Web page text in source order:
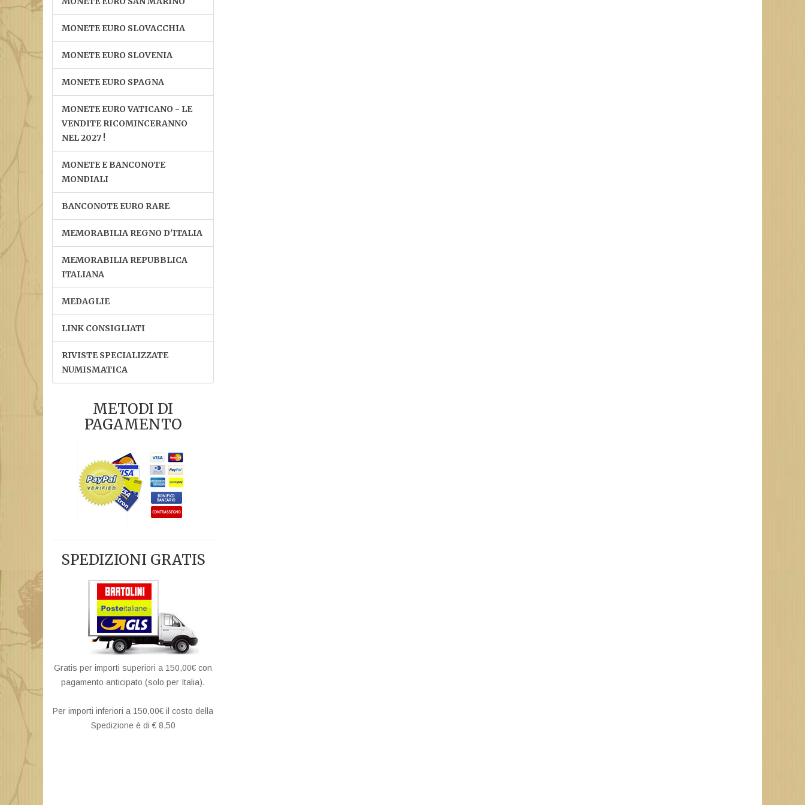
MONETE EURO SLOVACCHIA
MONETE EURO SLOVENIA
MONETE EURO SPAGNA
MONETE EURO VATICANO - LE
VENDITE RICOMINCERANNO
NEL 2027 !
MONETE E BANCONOTE
MONDIALI
BANCONOTE EURO RARE
MEMORABILIA REGNO D'ITALIA
MEMORABILIA REPUBBLICA
ITALIANA
MEDAGLIE
LINK CONSIGLIATI
RIVISTE SPECIALIZZATE
NUMISMATICA
METODI DI
PAGAMENTO
SPEDIZIONI GRATIS
Gratis per importi superiori a 150,00€ con
pagamento anticipato (solo per Italia).
Per importi inferiori a 150,00€ il costo della
Spedizione è di € 8,50